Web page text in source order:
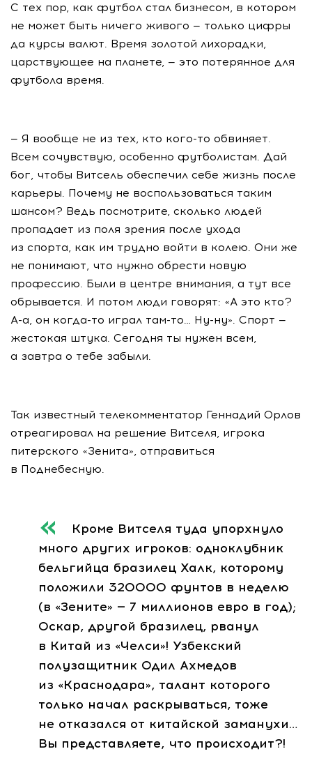
С тех пор, как футбол стал бизнесом, в котором
не может быть ничего живого — только цифры
да курсы валют. Время золотой лихорадки,
царствующее на планете, — это потерянное для
футбола время.
— Я вообще не из тех, кто кого-то обвиняет.
Всем сочувствую, особенно футболистам. Дай
бог, чтобы Витсель обеспечил себе жизнь после
карьеры. Почему не воспользоваться таким
шансом? Ведь посмотрите, сколько людей
пропадает из поля зрения после ухода
из спорта, как им трудно войти в колею. Они же
не понимают, что нужно обрести новую
профессию. Были в центре внимания, а тут все
обрывается. И потом люди говорят: «А это кто?
А-а, он когда-то играл там-то… Ну-ну». Спорт —
жестокая штука. Сегодня ты нужен всем,
а завтра о тебе забыли.
Так известный телекомментатор Геннадий Орлов
отреагировал на решение Витселя, игрока
питерского «Зенита», отправиться
в Поднебесную.
Кроме Витселя туда упорхнуло
много других игроков: одноклубник
бельгийца бразилец Халк, которому
положили 320000 фунтов в неделю
(в «Зените» — 7 миллионов евро в год);
Оскар, другой бразилец, рванул
в Китай из «Челси»! Узбекский
полузащитник Одил Ахмедов
из «Краснодара», талант которого
только начал раскрываться, тоже
не отказался от китайской заманухи…
Вы представляете, что происходит?!